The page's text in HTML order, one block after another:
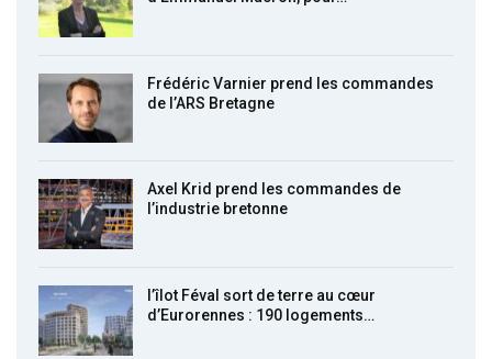
Frédéric Varnier prend les commandes
de l’ARS Bretagne
Axel Krid prend les commandes de
l’industrie bretonne
l’îlot Féval sort de terre au cœur
d’Eurorennes : 190 logements…